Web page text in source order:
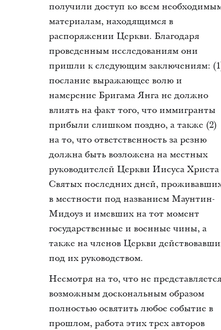
получили доступ ко всем
материалам, находящимся в
распоряжении Церкви. Благодаря
проведенным исследованиям они
пришли к следующим заключениям:
послание выражающее волю и
намерение Бригама Янга не должно
влиять на факт того, что иммигранты
прибыли слишком поздно, а также (2)
на то, что ответственность за резню
должна быть возложена на местных
руководителей Церкви Иисуса Христа
Святых последних дней,
в местности под названием Маунтин-
Мидоуз и имевших на тот момент
государственные и военные чины, а
также на членов Церкви
под их руководством.
Несмотря на то, что не
возможным доскональным образом
полностью освятить любое событие в
прошлом, работа этих трех авторов